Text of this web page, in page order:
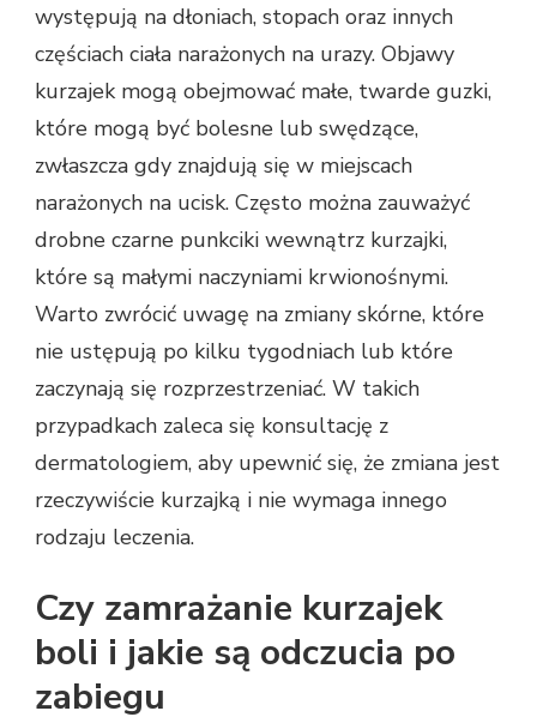
występują na dłoniach, stopach oraz innych
częściach ciała narażonych na urazy. Objawy
kurzajek mogą obejmować małe, twarde guzki,
które mogą być bolesne lub swędzące,
zwłaszcza gdy znajdują się w miejscach
narażonych na ucisk. Często można zauważyć
drobne czarne punkciki wewnątrz kurzajki,
które są małymi naczyniami krwionośnymi.
Warto zwrócić uwagę na zmiany skórne, które
nie ustępują po kilku tygodniach lub które
zaczynają się rozprzestrzeniać. W takich
przypadkach zaleca się konsultację z
dermatologiem, aby upewnić się, że zmiana jest
rzeczywiście kurzajką i nie wymaga innego
rodzaju leczenia.
Czy zamrażanie kurzajek
boli i jakie są odczucia po
zabiegu